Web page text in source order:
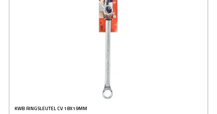
KWB RINGSLEUTEL CV 18X19MM